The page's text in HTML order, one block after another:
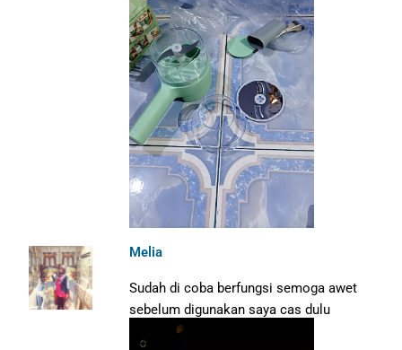
Melia
Sudah di coba berfungsi semoga awet
sebelum digunakan saya cas dulu